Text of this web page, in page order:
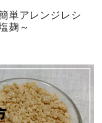
単アレンジレシ
麹～